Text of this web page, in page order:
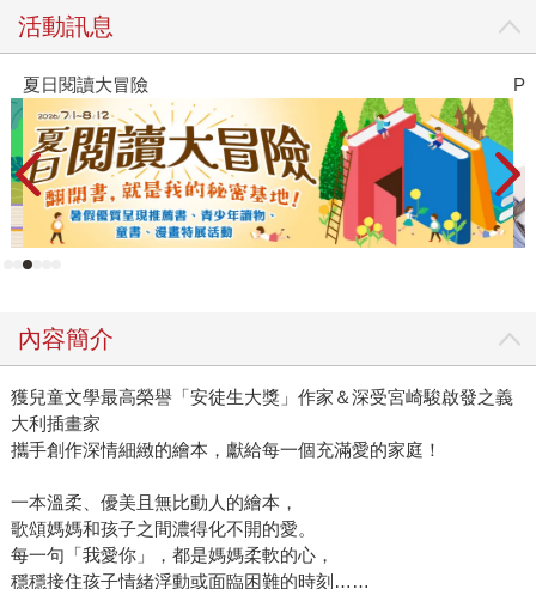
活動訊息
夏日閱讀大冒險
內容簡介
獲兒童文學最高榮譽「安徒生大獎」作家＆深受宮崎駿啟發之義
大利插畫家
攜手創作深情細緻的繪本，獻給每一個充滿愛的家庭！
一本溫柔、優美且無比動人的繪本，
歌頌媽媽和孩子之間濃得化不開的愛。
每一句「我愛你」，都是媽媽柔軟的心，
穩穩接住孩子情緒浮動或面臨困難的時刻……